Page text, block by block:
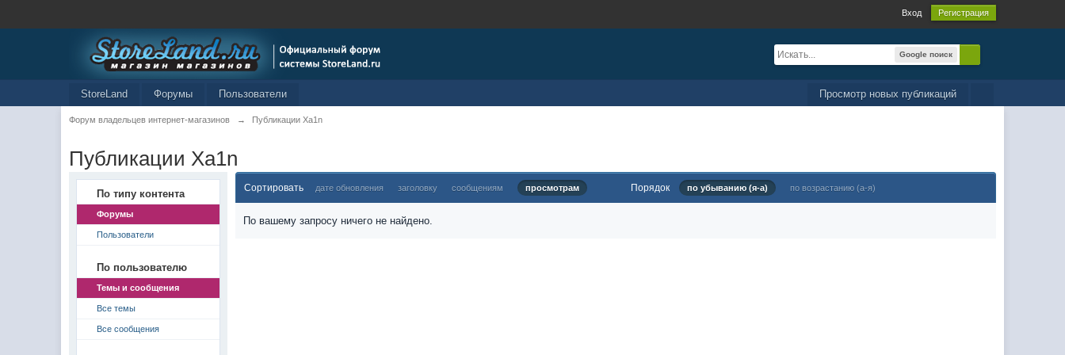
Вход Регистрация
Google поиск
Просмотр новых публикаций
StoreLand Форумы Пользователи
Форум владельцев интернет-магазинов → Публикации Xa1n
Публикации Xa1n
По типу контента
Форумы
Пользователи
По пользователю
Темы и сообщения
Все темы
Все сообщения
Сортировать дате обновления заголовку сообщениям просмотрам Порядок по убыванию (я-а) по возрастанию (а-я)
По вашему запросу ничего не найдено.